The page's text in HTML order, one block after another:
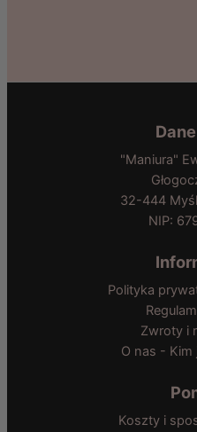
"Maniura"
32-444
NIP:
Polityka
Zwroty i
O nas - Kim
Koszty i